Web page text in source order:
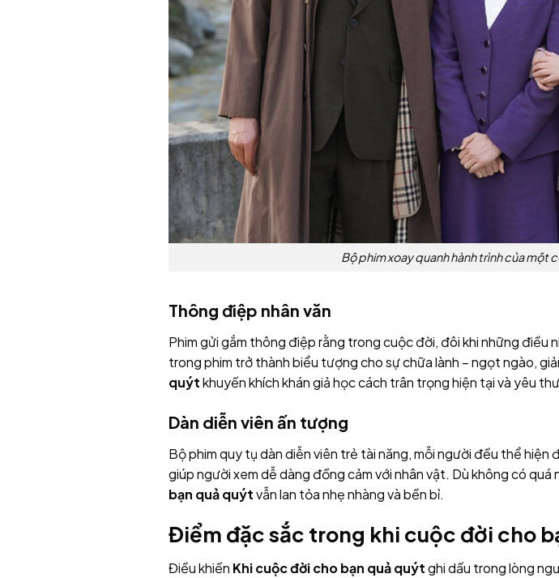
Bộ phim xoay quanh hành trình của một
Thông điệp nhân văn
Phim gửi gắm thông điệp rằng trong cuộc đời, đôi khi những
trong phim trở thành biểu tượng cho sự chữa lành – ngọt ngào,
quýtkhuyến khích khán giả học cách trân trọng hiện tại và yêu
Dàn diễn viên ấn tượng
Bộ phim quy tụ dàn diễn viên trẻ tài năng, mỗi người đều thể hiện
giúp người xem dễ dàng đồng cảm với nhân vật. Dù không có
bạn quả quýtvẫn lan tỏa nhẹ nhàng và bền bỉ.
Điểm đặc sắc trong khi cuộc đời cho
Điều khiến Khi cuộc đời cho bạn quả quýtghi dấu trong lòng